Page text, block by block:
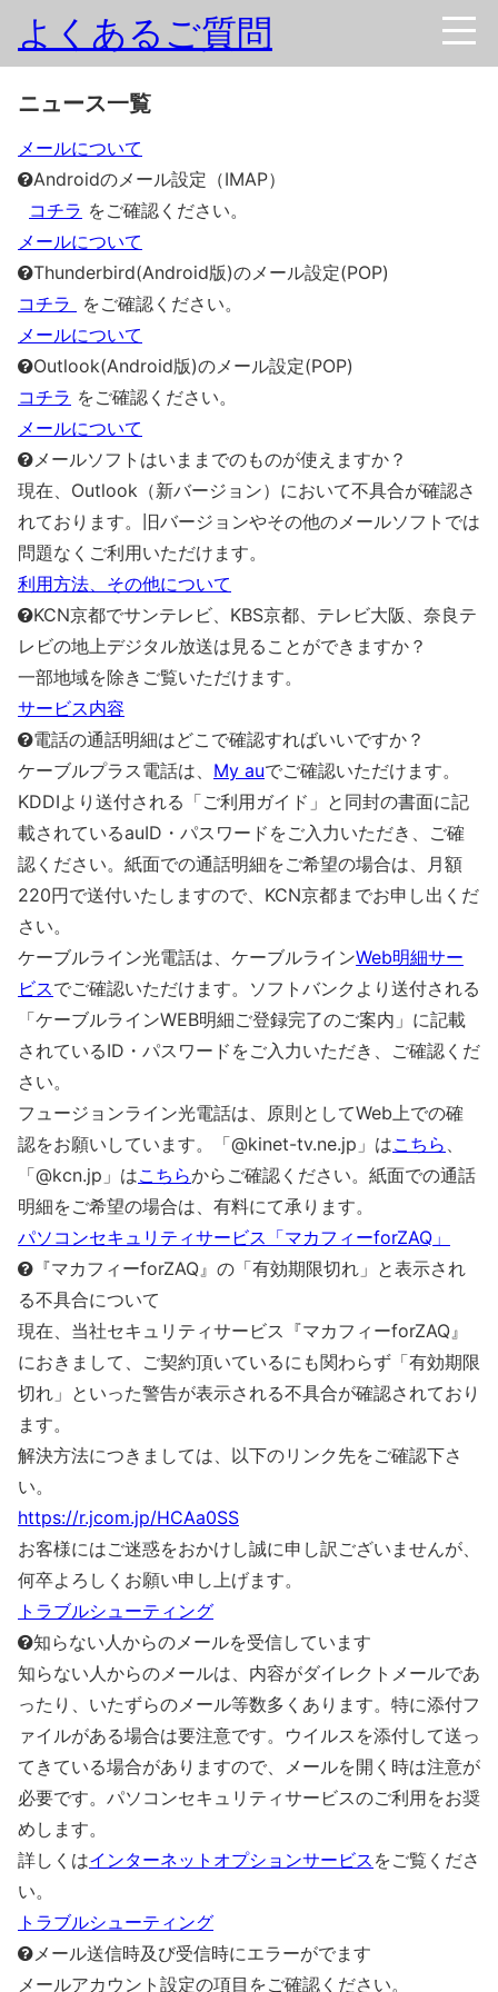
よくあるご質問
ニュース一覧
メールについて
Androidのメール設定（IMAP）
コチラ をご確認ください。
メールについて
Thunderbird(Android版)のメール設定(POP)
コチラ
をご確認ください。
メールについて
Outlook(Android版)のメール設定(POP)
コチラ をご確認ください。
メールについて
メールソフトはいままでのものが使えますか？
現在、Outlook（新バージョン）において不具合が確認さ
れております。旧バージョンやその他のメールソフトでは
問題なくご利用いただけます。
利用方法、その他について
KCN京都でサンテレビ、KBS京都、テレビ大阪、奈良テ
レビの地上デジタル放送は見ることができますか？
一部地域を除きご覧いただけます。
サービス内容
電話の通話明細はどこで確認すればいいですか？
ケーブルプラス電話は、 My auでご確認いただけます。
KDDIより送付される「ご利用ガイド」と同封の書面に記
載されているauID・パスワードをご入力いただき、ご確
認ください。紙面での通話明細をご希望の場合は、月額
220円で送付いたしますので、KCN京都までお申し出くだ
さい。
ケーブルライン光電話は、ケーブルラインWeb明細サー
ビスでご確認いただけます。ソフトバンクより送付される
「ケーブルラインWEB明細ご登録完了のご案内」に記載
されているID・パスワードをご入力いただき、ご確認くだ
さい。
フュージョンライン光電話は、原則としてWeb上での確
認をお願いしています。「@kinet-tv.ne.jp」はこちら 、
「@kcn.jp」はこちらからご確認ください。紙面での通話
明細をご希望の場合は、有料にて承ります。
パソコンセキュリティサービス「マカフィーforZAQ」
『マカフィーforZAQ』の「有効期限切れ」と表示され
る不具合について
現在、当社セキュリティサービス『マカフィーforZAQ』
におきまして、ご契約頂いているにも関わらず「有効期限
切れ」といった警告が表示される不具合が確認されており
ます。
解決方法につきましては、以下のリンク先をご確認下さ
い。
https://r.jcom.jp/HCAa0SS
お客様にはご迷惑をおかけし誠に申し訳ございませんが、
何卒よろしくお願い申し上げます。
トラブルシューティング
知らない人からのメールを受信しています
知らない人からのメールは、内容がダイレクトメールであ
ったり、いたずらのメール等数多くあります。特に添付フ
ァイルがある場合は要注意です。ウイルスを添付して送っ
てきている場合がありますので、メールを開く時は注意が
必要です。パソコンセキュリティサービスのご利用をお奨
めします。
詳しくはインターネットオプションサービス をご覧くださ
い。
トラブルシューティング
メール送信時及び受信時にエラーがでます
メールアカウント設定の項目をご確認ください。